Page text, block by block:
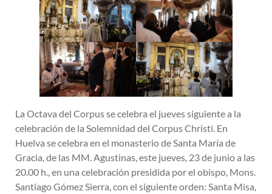
La Octava del Corpus se celebra el jueves siguiente a la
celebración de la Solemnidad del Corpus Christi. En
Huelva se celebra en el monasterio de Santa María de
Gracia, de las MM. Agustinas, este jueves, 23 de junio a las
20.00 h., en una celebración presidida por el obispo, Mons.
Santiago Gómez Sierra, con el siguiente orden: Santa Misa,